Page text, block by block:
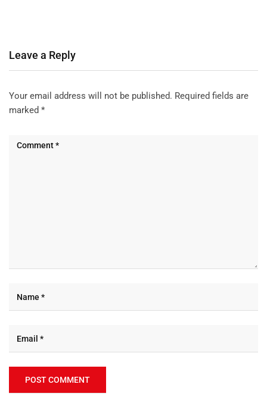
Leave a Reply
Your email address will not be published. Required fields are
marked *